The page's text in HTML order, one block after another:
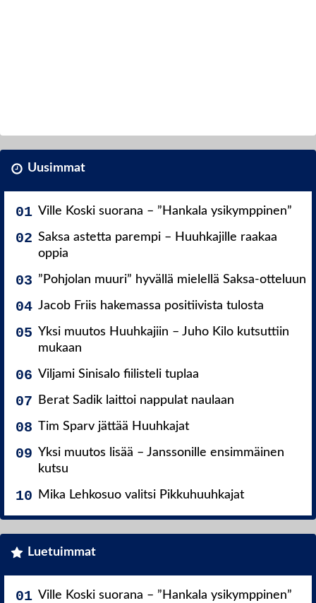
Uusimmat
Ville Koski suorana – ”Hankala ysikymppinen”
Saksa astetta parempi – Huuhkajille raakaa
oppia
”Pohjolan muuri” hyvällä mielellä Saksa-otteluun
Jacob Friis hakemassa positiivista tulosta
Yksi muutos Huuhkajiin – Juho Kilo kutsuttiin
mukaan
Viljami Sinisalo fiilisteli tuplaa
Berat Sadik laittoi nappulat naulaan
Tim Sparv jättää Huuhkajat
Yksi muutos lisää – Janssonille ensimmäinen
kutsu
Mika Lehkosuo valitsi Pikkuhuuhkajat
Luetuimmat
Ville Koski suorana – ”Hankala ysikymppinen”